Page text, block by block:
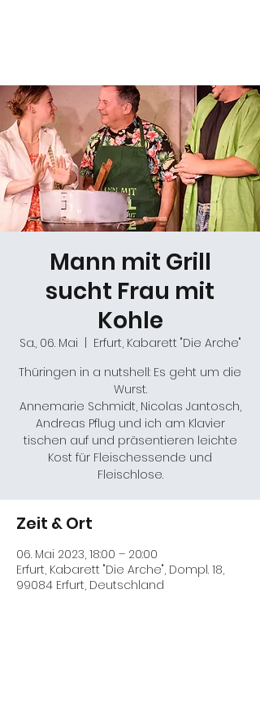
Mann mit Grill
sucht Frau mit
Kohle
Sa., 06. Mai
Erfurt, Kabarett "Die Arche"
Thüringen in a nutshell: Es geht um die
Wurst.
Annemarie Schmidt, Nicolas Jantosch,
Andreas Pflug und ich am Klavier
tischen auf und präsentieren leichte
Kost für Fleischessende und
Fleischlose.
Zeit & Ort
06. Mai 2023, 18:00 – 20:00
Erfurt, Kabarett "Die Arche", Dompl. 18,
99084 Erfurt, Deutschland